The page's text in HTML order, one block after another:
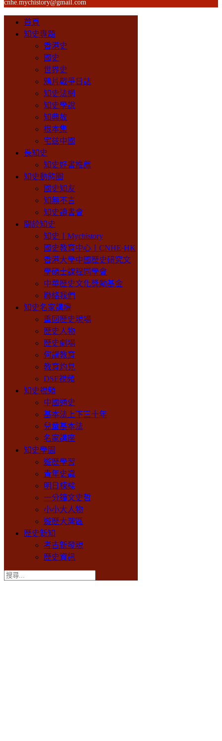
cnhe.mychistory@gmail.com
首頁
知史專題
香港史
國史
世界史
鴉片戰爭日誌
知史法網
知史學說
知典故
根本集
宅兹中國
長知史
知史好書推薦
知史動態圈
國史知友
知無不言
知史讀書會
關於知史
知史丨Mychistory
國史教育中心丨CNHE·HK
香港大學中國歷史研究文
學碩士課程同學會
中華歷史文化獎勵基金
聯絡我們
知史名家講壇
重回歷史現場
歷史人物
歷史劇場
何謂教育
教育灼見
DSE視頻
知史視頻
中國通史
基本法上下三十年
兒童基本法
名家講座
知史學園
遊歷學習
青年史識
明日棟樑
一分鐘文史哲
小小大人物
遊歷大灣區
歷史新知
考古新發現
歷史資訊